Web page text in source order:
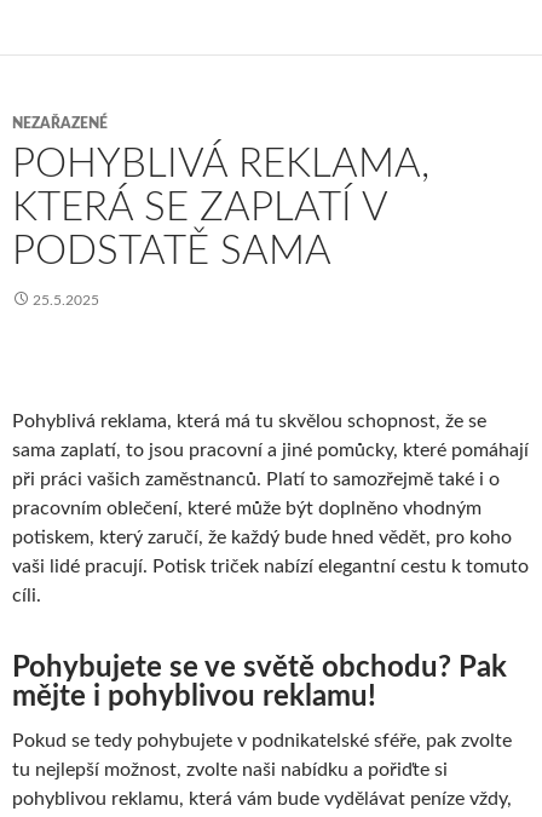
NEZAŘAZENÉ
POHYBLIVÁ REKLAMA,
KTERÁ SE ZAPLATÍ V
PODSTATĚ SAMA
25.5.2025
Pohyblivá reklama, která má tu skvělou schopnost, že se
sama zaplatí, to jsou pracovní a jiné pomůcky, které pomáhají
při práci vašich zaměstnanců. Platí to samozřejmě také i o
pracovním oblečení, které může být doplněno vhodným
potiskem, který zaručí, že každý bude hned vědět, pro koho
vaši lidé pracují. Potisk triček nabízí elegantní cestu k tomuto
cíli.
Pohybujete se ve světě obchodu? Pak
mějte i pohyblivou reklamu!
Pokud se tedy pohybujete v podnikatelské sféře, pak zvolte
tu nejlepší možnost, zvolte naši nabídku a pořiďte si
pohyblivou reklamu, která vám bude vydělávat peníze vždy,